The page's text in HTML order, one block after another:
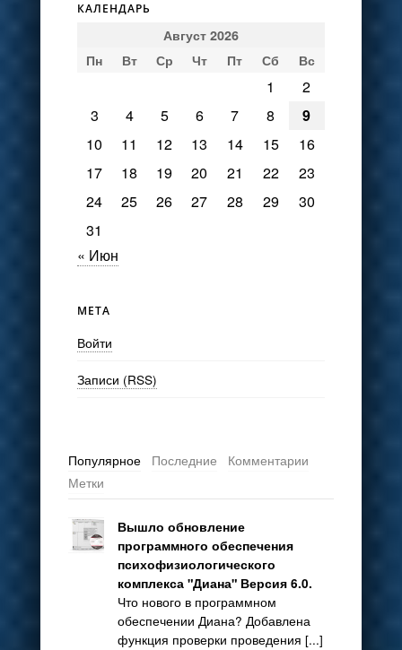
КАЛЕНДАРЬ
Август 2026
Пн
Вт Ср Чт Пт Сб Вс
1
2
3
4 5 6 7 8
9
10
11 12 13 14 15
16
17
18 19 20 21 22
23
24
25 26 27 28 29
30
31
« Июн
МЕТА
Войти
Записи (RSS)
Популярное Последние
Комментарии
Метки
Вышло обновление
программного обеспечения
психофизиологического
комплекса "Диана" Версия 6.0.
Что нового в программном
обеспечении Диана? Добавлена
функция проверки проведения [...]